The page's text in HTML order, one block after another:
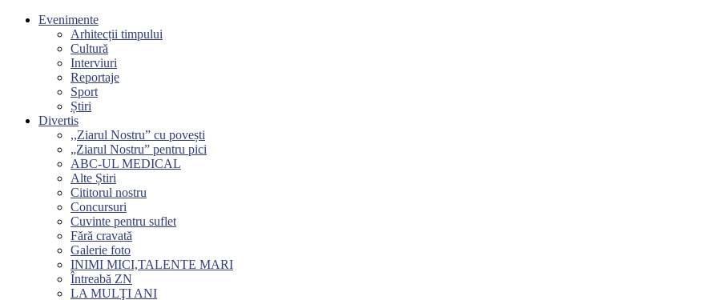
Evenimente
Arhitecții timpului
Cultură
Interviuri
Reportaje
Sport
Știri
Divertis
,,Ziarul Nostru” cu povești
„Ziarul Nostru” pentru pici
ABC-UL MEDICAL
Alte Știri
Cititorul nostru
Concursuri
Cuvinte pentru suflet
Fără cravată
Galerie foto
INIMI MICI,TALENTE MARI
Întreabă ZN
LA MULŢI ANI